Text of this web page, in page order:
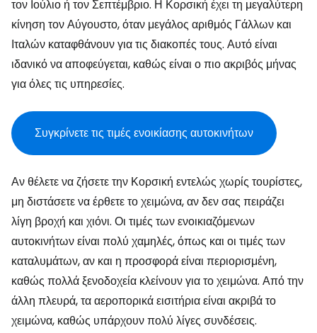
τον Ιούλιο ή τον Σεπτέμβριο. Η Κορσική έχει τη μεγαλύτερη
κίνηση τον Αύγουστο, όταν μεγάλος αριθμός Γάλλων και
Ιταλών καταφθάνουν για τις διακοπές τους. Αυτό είναι
ιδανικό να αποφεύγεται, καθώς είναι ο πιο ακριβός μήνας
για όλες τις υπηρεσίες.
Συγκρίνετε τις τιμές ενοικίασης αυτοκινήτων
Αν θέλετε να ζήσετε την Κορσική εντελώς χωρίς τουρίστες,
μη διστάσετε να έρθετε το χειμώνα, αν δεν σας πειράζει
λίγη βροχή και χιόνι. Οι τιμές των ενοικιαζόμενων
αυτοκινήτων είναι πολύ χαμηλές, όπως και οι τιμές των
καταλυμάτων, αν και η προσφορά είναι περιορισμένη,
καθώς πολλά ξενοδοχεία κλείνουν για το χειμώνα. Από την
άλλη πλευρά, τα αεροπορικά εισιτήρια είναι ακριβά το
χειμώνα, καθώς υπάρχουν πολύ λίγες συνδέσεις.